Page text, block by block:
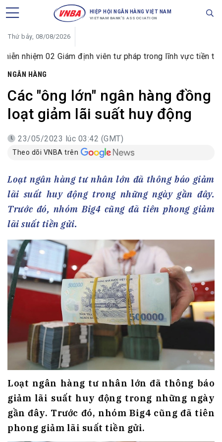
HIỆP HỘI NGÂN HÀNG VIỆT NAM
VIETNAM BANK'S ASSOCIATION
Thứ bảy, 08/08/2026
02 Giám định viên tư pháp trong lĩnh vực tiền tệ và ngân
NGÂN HÀNG
Các "ông lớn" ngân hàng đồng
loạt giảm lãi suất huy động
23/05/2023 lúc 03:42 (GMT)
Theo dõi VNBA trên
Loạt ngân hàng tư nhân lớn đã thông báo giảm
lãi suất huy động trong những ngày gần đây.
Trước đó, nhóm Big4 cũng đã tiên phong giảm
lãi suất tiền gửi.
Loạt ngân hàng tư nhân lớn đã thông báo
giảm lãi suất huy động trong những ngày
gần đây. Trước đó, nhóm Big4 cũng đã tiên
phong giảm lãi suất tiền gửi.